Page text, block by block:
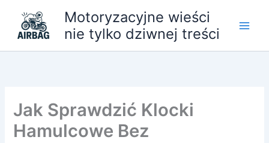
treści
Motoryzacyjne wieści
nie tylko dziwnej treści
Jak Sprawdzić Klocki
Hamulcowe Bez